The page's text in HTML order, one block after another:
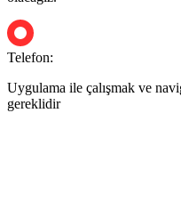
Telefon:
Uygulama ile çalışmak ve
gereklidir